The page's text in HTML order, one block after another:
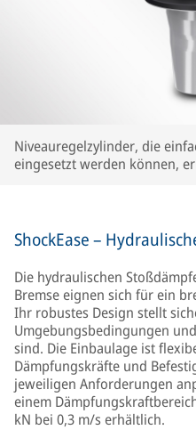
Niveauregelzylinder, die
eingesetzt werden können,
ShockEase –
Die hydraulischen
Bremse eignen sich für ein
Ihr robustes Design stellt
Umgebungsbedingungen
sind. Die Einbaulage ist
Dämpfungskräfte und
jeweiligen Anforderungen
einem
kN bei 0,3 m/s erhältlich.